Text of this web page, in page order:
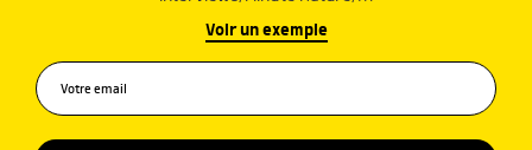
Voir un exemple